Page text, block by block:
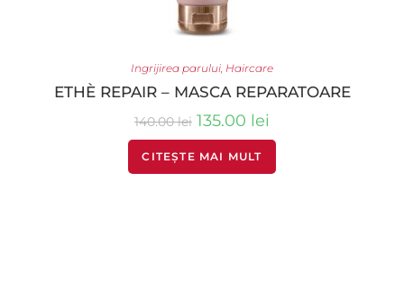
Ingrijirea parului, Haircare
ETHÈ REPAIR – MASCA REPARATOARE
140.00lei 135.00 lei
CITEȘTE MAI MULT